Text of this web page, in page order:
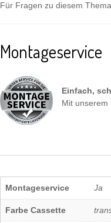
Für Fragen zu diesem
Montageservice
Einfach,
Mit unserem
Montageservice Ja
Farbe Cassette